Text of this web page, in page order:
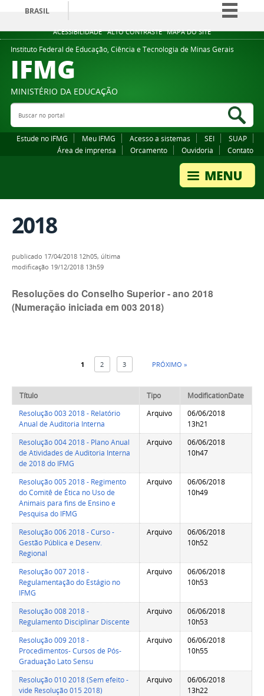
ACESSIBILIDADE ALTO CONTRASTE MAPA DO SITE
BRASIL
Simplifique!
Comunica BR
Legislação
Instituto Federal de Educação, Ciência e Tecnologia de Minas Gerais
IFMG
MINISTÉRIO DA EDUCAÇÃO
Buscar no portal
Estude no IFMG Meu IFMG Acesso a sistemas SEI
SUAP
Área de imprensa
Orcamento Ouvidoria Contato
2018
publicado 17/04/2018 12h05, última
modificação 19/12/2018 13h59
Resoluções do Conselho Superior - ano 2018
(Numeração iniciada em 003 2018)
1 2 3 PRÓXIMO »
Título Tipo
ModificationDate
Resolução 003 2018 - Relatório
Anual de Auditoria Interna
Arquivo
06/06/2018
13h21
Resolução 004 2018 - Plano Anual
de Atividades de Auditoria Interna
de 2018 do IFMG
Arquivo
06/06/2018
10h47
Resolução 005 2018 - Regimento
do Comitê de Ética no Uso de
Animais para fins de Ensino e
Pesquisa do IFMG
Arquivo
06/06/2018
10h49
Resolução 006 2018 - Curso -
Gestão Pública e Desenv.
Regional
Arquivo
06/06/2018
10h52
Resolução 007 2018 -
Regulamentação do Estágio no
IFMG
Arquivo
06/06/2018
10h53
Resolução 008 2018 -
Regulamento Disciplinar Discente
Arquivo
06/06/2018
10h53
Resolução 009 2018 -
Procedimentos- Cursos de Pós-
Graduação Lato Sensu
Arquivo
06/06/2018
10h55
Resolução 010 2018 (Sem efeito -
vide Resolução 015 2018)
Arquivo
06/06/2018
13h22